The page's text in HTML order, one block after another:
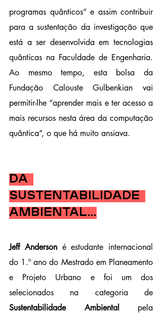
programas quânticos” e assim contribuir
para a sustentação da investigação que
está a ser desenvolvida em tecnologias
quânticas na Faculdade de Engenharia.
Ao mesmo tempo, esta bolsa da
Fundação Calouste Gulbenkian vai
permitir-lhe “aprender mais e ter acesso a
mais recursos nesta área da computação
quântica”, o que há muito ansiava.
Da
Sustentabilidade
Ambiental…
Jeff Anderson é estudante internacional
do 1.º ano do Mestrado em Planeamento
e Projeto Urbano e foi um dos
Sustentabilidade Ambiental
pela